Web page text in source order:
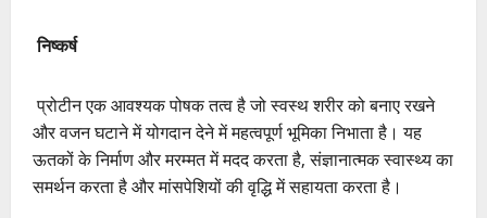
निष्कर्ष
प्रोटीन एक आवश्यक पोषक तत्व है जो स्वस्थ शरीर को बनाए रखने
और वजन घटाने में योगदान देने में महत्वपूर्ण भूमिका निभाता है। यह
ऊतकों के निर्माण और मरम्मत में मदद करता है, संज्ञानात्मक स्वास्थ्य का
समर्थन करता है और मांसपेशियों की वृद्धि में सहायता करता है।